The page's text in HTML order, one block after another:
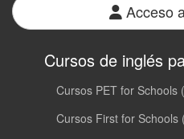
Acceso
Cursos de inglés
Cursos PET for Schools
Cursos First for Schools